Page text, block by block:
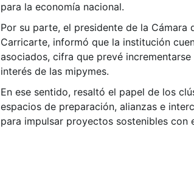
para la economía nacional.
Por su parte, el presidente de la Cámara
Carricarte, informó que la institución
asociados, cifra que prevé
interés de las mipymes.
En ese sentido, resaltó el papel de los
espacios de preparación, alianzas e
para impulsar proyectos sostenibles con